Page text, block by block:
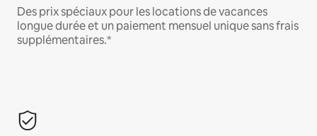
Des prix spéciaux pour les locations de vacances
longue durée et un paiement mensuel unique sans frais
supplémentaires.*